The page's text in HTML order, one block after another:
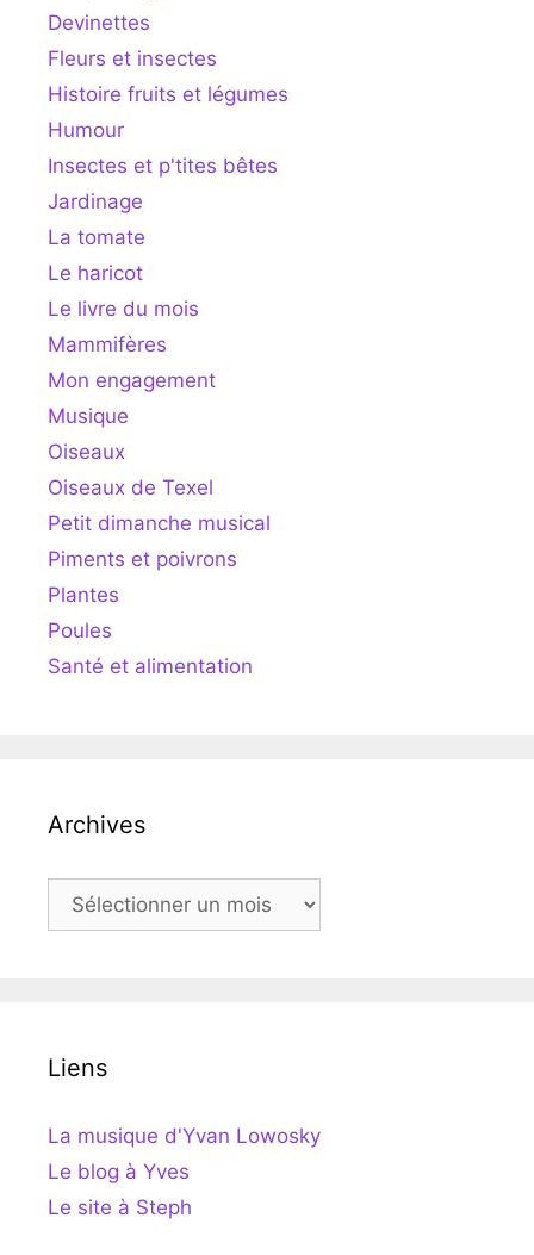
Devinettes
Fleurs et insectes
Histoire fruits et légumes
Humour
Insectes et p'tites bêtes
Jardinage
La tomate
Le haricot
Le livre du mois
Mammifères
Mon engagement
Musique
Oiseaux
Oiseaux de Texel
Petit dimanche musical
Piments et poivrons
Plantes
Poules
Santé et alimentation
Archives
Archives
Liens
La musique d'Yvan Lowosky
Le blog à Yves
Le site à Steph